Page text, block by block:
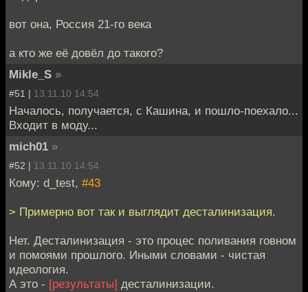
вот она, Россия 21-го века
а кто же её довёл до такого?
Mikle_S »
#51 | 13.11.10 14:54
Началось, получается, с Кашина, и пошло-поехало...
Входит в моду...
mich01 »
#52 | 13.11.10 14:54
Кому: d_test, #43
> Примерно вот так и выглядит десталинизация.
Нет. Десталинизация - это процес поливания говном
и помоями прошлого. Иными словами - чистая
идеология.
А это - [результаты] десталинизации.